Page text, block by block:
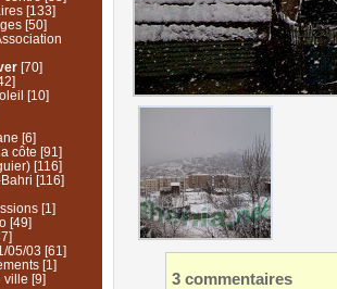
[133]
[50]
[70]
[10]
[6]
côte [91]
[116]
[116]
[1]
[49]
05/03 [61]
[1]
ville [9] 3 commentaires